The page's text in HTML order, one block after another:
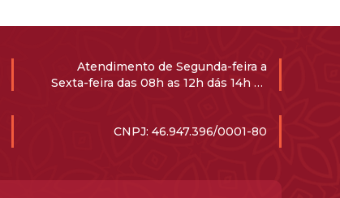
Atendimento de Segunda-feira a
Sexta-feira das 08h as 12h dás 14h ás
CNPJ: 46.947.396/0001-80